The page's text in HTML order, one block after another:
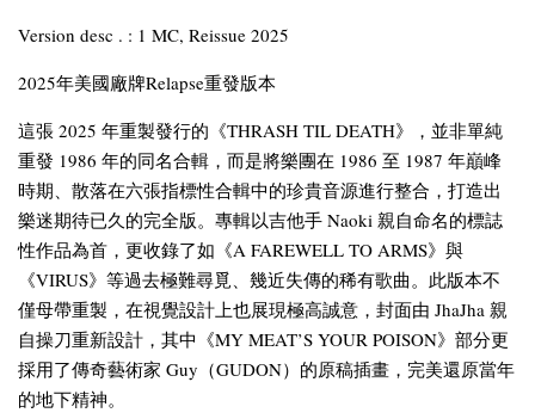
Version desc . : 1 MC, Reissue 2025
2025年美國廠牌Relapse重發版本
這張 2025 年重製發行的《THRASH TIL DEATH》，並非單純
重發 1986 年的同名合輯，而是將樂團在 1986 至 1987 年巔峰
時期、散落在六張指標性合輯中的珍貴音源進行整合，打造出
樂迷期待已久的完全版。專輯以吉他手 Naoki 親自命名的標誌
性作品為首，更收錄了如《A FAREWELL TO ARMS》與
《VIRUS》等過去極難尋覓、幾近失傳的稀有歌曲。此版本不
僅母帶重製，在視覺設計上也展現極高誠意，封面由 JhaJha 親
自操刀重新設計，其中《MY MEAT’S YOUR POISON》部分更
採用了傳奇藝術家 Guy（GUDON）的原稿插畫，完美還原當年
的地下精神。